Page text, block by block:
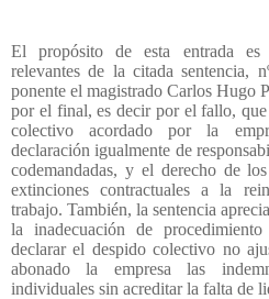
El propósito de esta entrada es
relevantes de la citada sentencia,
ponente el magistrado Carlos Hugo
por el final, es decir por el fallo,
colectivo acordado por la
declaración igualmente de
codemandadas, y el derecho de
extinciones contractuales a la
trabajo. También, la sentencia
la inadecuación de
declarar el despido colectivo no
abonado la empresa las
individuales sin acreditar la falta de